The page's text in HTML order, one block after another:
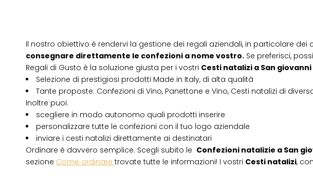
Il nostro obiettivo è rendervi la gestione dei regali aziendali, in particolare
consegnare direttamente le confezioni a nome vostro. Se preferisci,
Regali di Gusto è la soluzione giusta per i vostri Cesti natalizi a San
Selezione di prestigiosi prodotti Made in Italy, di alta qualità
Tante proposte: Confezioni di Vino, Panettone e Vino, Cesti natalizi di
Inoltre puoi:
scegliere in modo autonomo quali prodotti inserire
personalizzare tutte le confezioni con il tuo logo aziendale
inviare i cesti natalizi direttamente ai destinatari
Ordinare è davvero semplice. Scegli subito le Confezioni natalizie a San
sezione Come ordinare trovate tutte le informazioni! I vostri Cesti natalizi,